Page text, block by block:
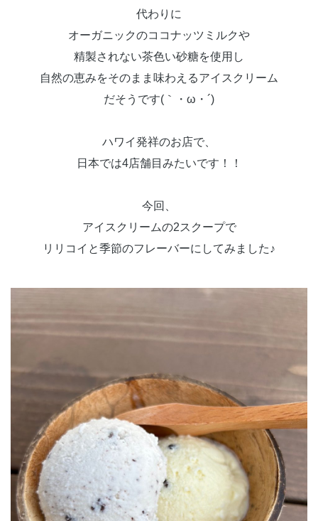
代わりに
オーガニックのココナッツミルクや
精製されない茶色い砂糖を使用し
自然の恵みをそのまま味わえるアイスクリーム
だそうです(｀・ω・´)
ハワイ発祥のお店で、
日本では4店舗目みたいです！！
今回、
アイスクリームの2スクープで
リリコイと季節のフレーバーにしてみました♪